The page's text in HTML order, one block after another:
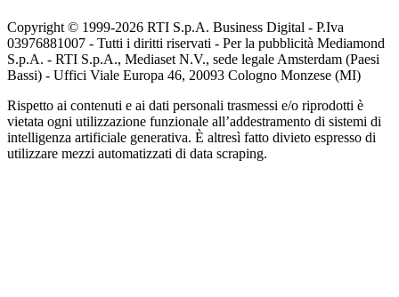
Copyright © 1999-2026 RTI S.p.A. Business Digital - P.Iva
03976881007 - Tutti i diritti riservati - Per la pubblicità Mediamond
S.p.A. - RTI S.p.A., Mediaset N.V., sede legale Amsterdam (Paesi
Bassi) - Uffici Viale Europa 46, 20093 Cologno Monzese (MI)
Rispetto ai contenuti e ai dati personali trasmessi e/o riprodotti è
vietata ogni utilizzazione funzionale all’addestramento di sistemi di
intelligenza artificiale generativa. È altresì fatto divieto espresso di
utilizzare mezzi automatizzati di data scraping.